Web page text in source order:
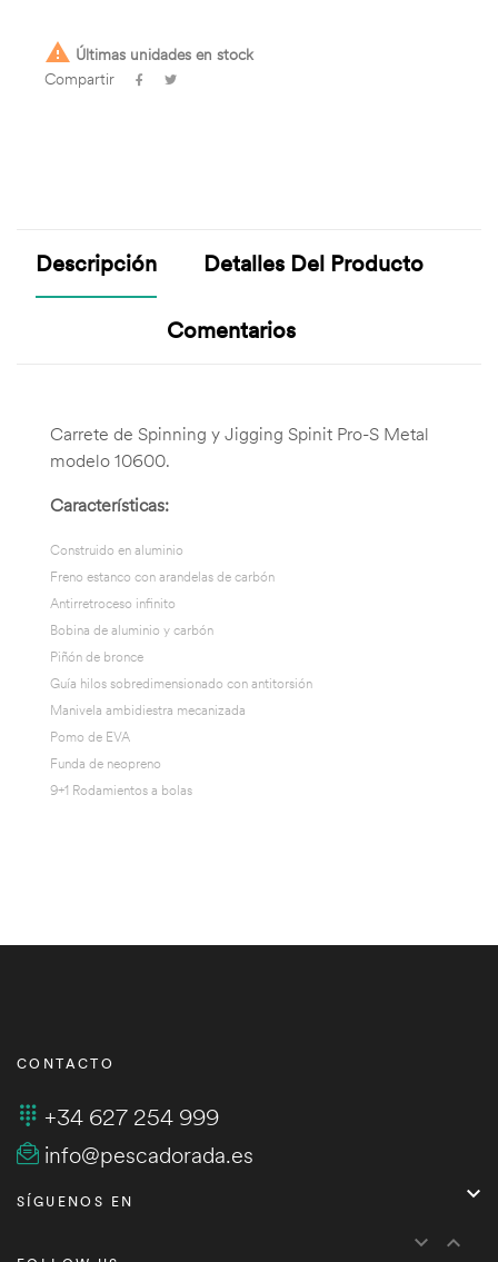
 Últimas unidades en stock
Compartir
Descripción Detalles Del Producto
Comentarios
Carrete de Spinning y Jigging Spinit Pro-S Metal
modelo 10600.
Características:
Construido en aluminio
Freno estanco con arandelas de carbón
Antirretroceso infinito
Bobina de aluminio y carbón
Piñón de bronce
Guía hilos sobredimensionado con antitorsión
Manivela ambidiestra mecanizada
Pomo de EVA
Funda de neopreno
9+1 Rodamientos a bolas
CONTACTO
+34 627 254 999
info@pescadorada.es
SÍGUENOS EN 
 